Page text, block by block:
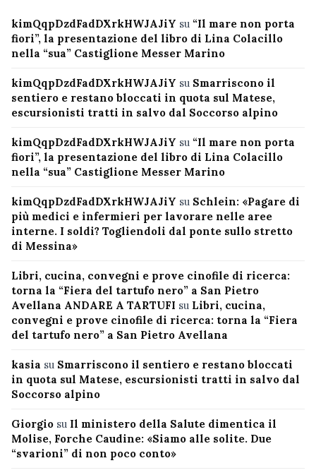
kimQqpDzdFadDXrkHWJAJiY su “Il mare non porta
fiori”, la presentazione del libro di Lina Colacillo
nella “sua” Castiglione Messer Marino
kimQqpDzdFadDXrkHWJAJiY su Smarriscono il
sentiero e restano bloccati in quota sul Matese,
escursionisti tratti in salvo dal Soccorso alpino
kimQqpDzdFadDXrkHWJAJiY su “Il mare non porta
fiori”, la presentazione del libro di Lina Colacillo
nella “sua” Castiglione Messer Marino
kimQqpDzdFadDXrkHWJAJiY su Schlein: «Pagare di
più medici e infermieri per lavorare nelle aree
interne. I soldi? Togliendoli dal ponte sullo stretto
di Messina»
Libri, cucina, convegni e prove cinofile di ricerca:
torna la “Fiera del tartufo nero” a San Pietro
Avellana ANDARE A TARTUFI su Libri, cucina,
convegni e prove cinofile di ricerca: torna la “Fiera
del tartufo nero” a San Pietro Avellana
kasia su Smarriscono il sentiero e restano bloccati
in quota sul Matese, escursionisti tratti in salvo dal
Soccorso alpino
Giorgio su Il ministero della Salute dimentica il
Molise, Forche Caudine: «Siamo alle solite. Due
“svarioni” di non poco conto»